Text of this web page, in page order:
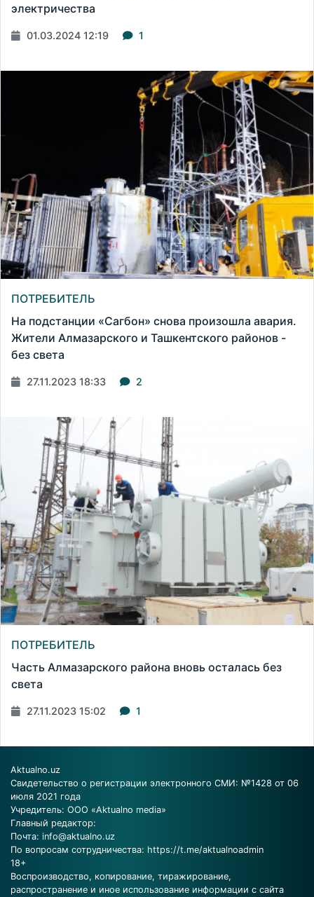
электричества
01.03.2024 12:19 1
ПОТРЕБИТЕЛЬ
На подстанции «Сагбон» снова произошла авария.
Жители Алмазарского и Ташкентского районов -
без света
27.11.2023 18:33 2
ПОТРЕБИТЕЛЬ
Часть Алмазарского района вновь осталась без
света
27.11.2023 15:02 1
Aktualno.uz
Свидетельство о регистрации электронного СМИ: №1428 от 06
июля 2021 года
Учредитель: ООО «Aktualno media»
Главный редактор:
Почта: info@aktualno.uz
По вопросам сотрудничества: https://t.me/aktualnoadmin
18+
Воспроизводство, копирование, тиражирование,
распространение и иное использование информации с сайта